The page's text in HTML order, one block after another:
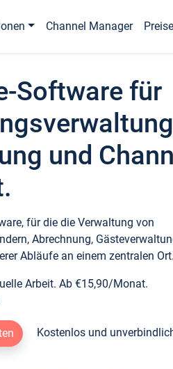
Channel Manager Preise
Software für
und
für die die Verwaltung von
Abrechnung,
Abläufe an einem zentralen Ort.
Arbeit. Ab €15,90/Monat.
Kostenlos und